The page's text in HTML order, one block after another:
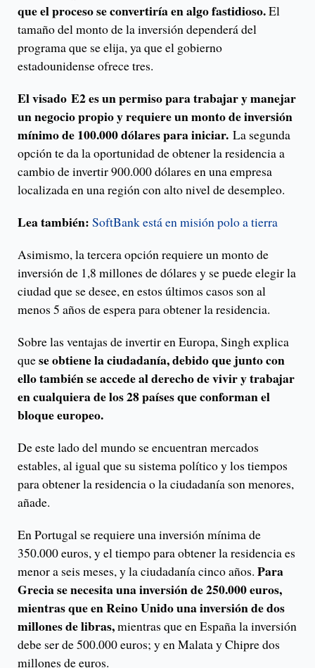
que el proceso se convertiría en algo fastidioso.El
tamaño del monto de la inversión dependerá del
programa que se elija, ya que el gobierno
estadounidense ofrece tres.
El visado E2 es un permiso para trabajar y manejar
un negocio propio y requiere un monto de inversión
mínimo de 100.000 dólares para iniciar. La segunda
opción te da la oportunidad de obtener la residencia a
cambio de invertir 900.000 dólares en una empresa
localizada en una región con alto nivel de desempleo.
Lea también: SoftBank está en misión polo a tierra
Asimismo, la tercera opción requiere un monto de
inversión de 1,8 millones de dólares y se puede elegir la
ciudad que se desee, en estos últimos casos son al
menos 5 años de espera para obtener la residencia.
Sobre las ventajas de invertir en Europa, Singh explica
quese obtiene la ciudadanía, debido que junto con
ello también se accede al derecho de vivir y trabajar
en cualquiera de los 28 países que conforman el
bloque europeo.
De este lado del mundo se encuentran mercados
estables, al igual que su sistema político y los tiempos
para obtener la residencia o la ciudadanía son menores,
añade.
En Portugal se requiere una inversión mínima de
350.000 euros, y el tiempo para obtener la residencia es
menor a seis meses, y la ciudadanía cinco años. Para
Grecia se necesita una inversión de 250.000 euros,
mientras que en Reino Unido una inversión de dos
millones de libras,mientras que en España la inversión
debe ser de 500.000 euros; y en Malata y Chipre dos
millones de euros.